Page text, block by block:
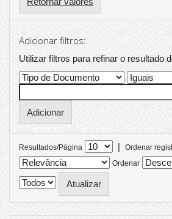
Adicionar filtros:
Utilizar filtros para refinar o resultado
Resultados/Página |
Ordenar
Ordenar